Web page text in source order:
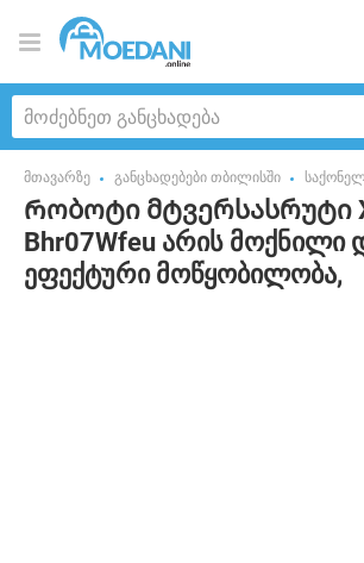
მთავარზე განცხადებები თბილისში
Რობოტი მტვერსასრუტი
Bhr07Wfeu არის მოქნილი
ეფექტური მოწყობილობა,